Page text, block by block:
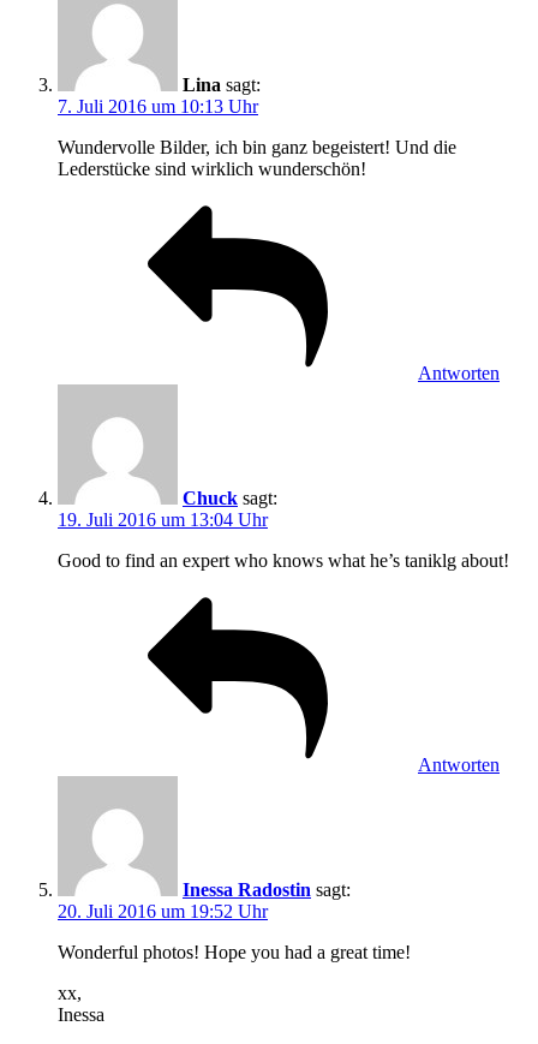
Lina sagt:
7. Juli 2016 um 10:13 Uhr
Wundervolle Bilder, ich bin ganz begeistert! Und die
Lederstücke sind wirklich wunderschön!
Antworten
Chuck sagt:
19. Juli 2016 um 13:04 Uhr
Good to find an expert who knows what he’s taniklg about!
Antworten
Inessa Radostin sagt:
20. Juli 2016 um 19:52 Uhr
Wonderful photos! Hope you had a great time!
xx,
Inessa